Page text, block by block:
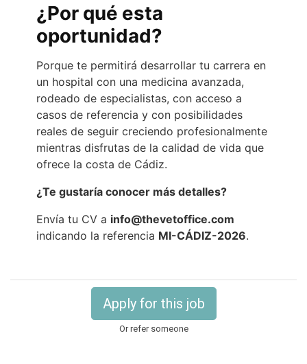
¿Por qué esta
oportunidad?
Porque te permitirá desarrollar tu carrera en
un hospital con una medicina avanzada,
rodeado de especialistas, con acceso a
casos de referencia y con posibilidades
reales de seguir creciendo profesionalmente
mientras disfrutas de la calidad de vida que
ofrece la costa de Cádiz.
¿Te gustaría conocer más detalles?
Envía tu CV a info@thevetoffice.com
indicando la referencia MI-CÁDIZ-2026.
Apply for this job
Or refer someone